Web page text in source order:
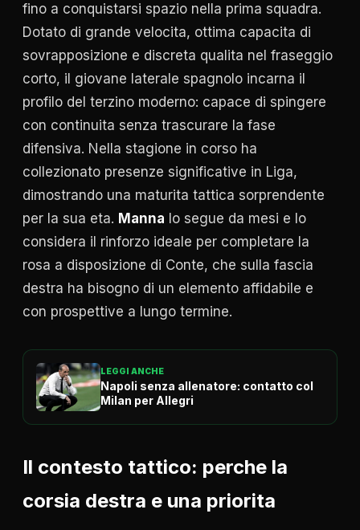
fino a conquistarsi spazio nella prima squadra.
Dotato di grande velocita, ottima capacita di
sovrapposizione e discreta qualita nel fraseggio
corto, il giovane laterale spagnolo incarna il
profilo del terzino moderno: capace di spingere
con continuita senza trascurare la fase
difensiva. Nella stagione in corso ha
collezionato presenze significative in Liga,
dimostrando una maturita tattica sorprendente
per la sua eta. Manna lo segue da mesi e lo
considera il rinforzo ideale per completare la
rosa a disposizione di Conte, che sulla fascia
destra ha bisogno di un elemento affidabile e
con prospettive a lungo termine.
LEGGI ANCHE
Napoli senza allenatore: contatto col
Milan per Allegri
Il contesto tattico: perche la
corsia destra e una priorita